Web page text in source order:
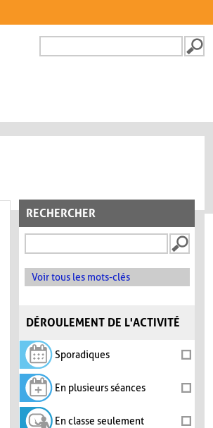
FORMULAIRE DE
RECHERCHER
Voir tous les mots-clés
DÉROULEMENT DE L'ACTIVITÉ
Sporadiques
En plusieurs séances
En classe seulement